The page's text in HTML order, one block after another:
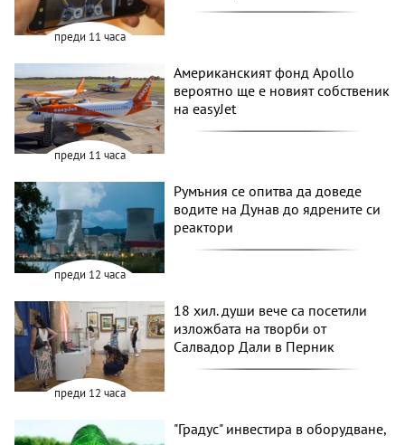
преди 11 часа
преди 11 часа
Американският фонд Apollo
вероятно ще е новият собственик
на easyJet
преди 12 часа
Румъния се опитва да доведе
водите на Дунав до ядрените си
реактори
преди 12 часа
18 хил. души вече са посетили
изложбата на творби от
Салвадор Дали в Перник
"Градус" инвестира в оборудване,